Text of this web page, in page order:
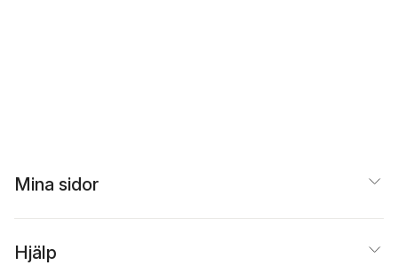
Mina sidor
Hjälp